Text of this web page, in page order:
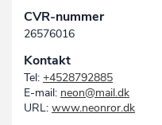
CVR-nummer
26576016
Kontakt
Tel: +4528792885
E-mail: neon@mail.dk
URL: www.neonror.dk